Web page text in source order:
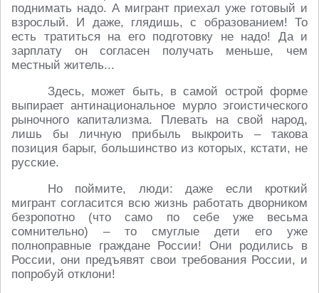
поднимать надо. А мигрант приехал уже готовый и
взрослый. И даже, глядишь, с образованием! То
есть тратиться на его подготовку не надо! Да и
зарплату он согласен получать меньше, чем
местный житель...
Здесь, может быть, в самой острой форме
выпирает антинациональное мурло эгоистического
рыночного капитализма. Плевать на свой народ,
лишь бы личную прибыль выкроить – такова
позиция барыг, большинство из которых, кстати, не
русские.
Но поймите, люди: даже если кроткий
мигрант согласится всю жизнь работать дворником
безропотно (что само по себе уже весьма
сомнительно) – то смуглые дети его уже
полноправные граждане России! Они родились в
России, они предъявят свои требования России, и
попробуй отклони!